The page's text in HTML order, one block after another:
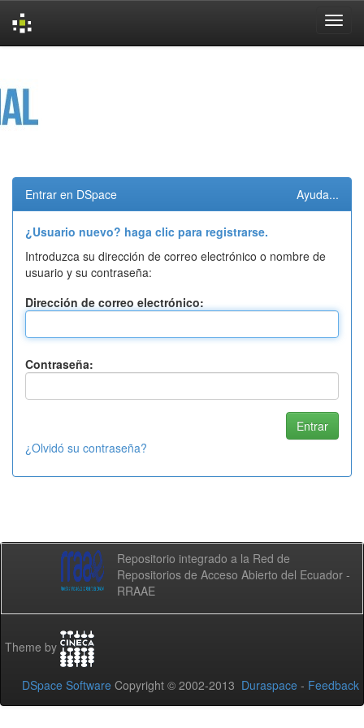
Entrar en DSpace Ayuda...
¿Usuario nuevo? haga clic para registrarse.
Introduzca su dirección de correo electrónico o nombre de
usuario y su contraseña:
Dirección de correo electrónico:
Contraseña:
¿Olvidó su contraseña?
Repositorio integrado a la Red de
Repositorios de Acceso Abierto del Ecuador -
RRAAE
Theme by
DSpace Software Copyright © 2002-2013 Duraspace - Feedback